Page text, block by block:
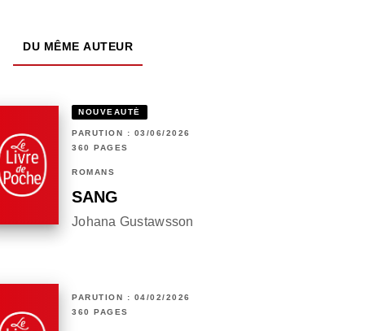
DU MÊME AUTEUR
NOUVEAUTÉ
PARUTION : 03/06/2026
360 PAGES
ROMANS
SANG
Johana Gustawsson
PARUTION : 04/02/2026
360 PAGES